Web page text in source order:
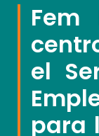
Fem
el
para